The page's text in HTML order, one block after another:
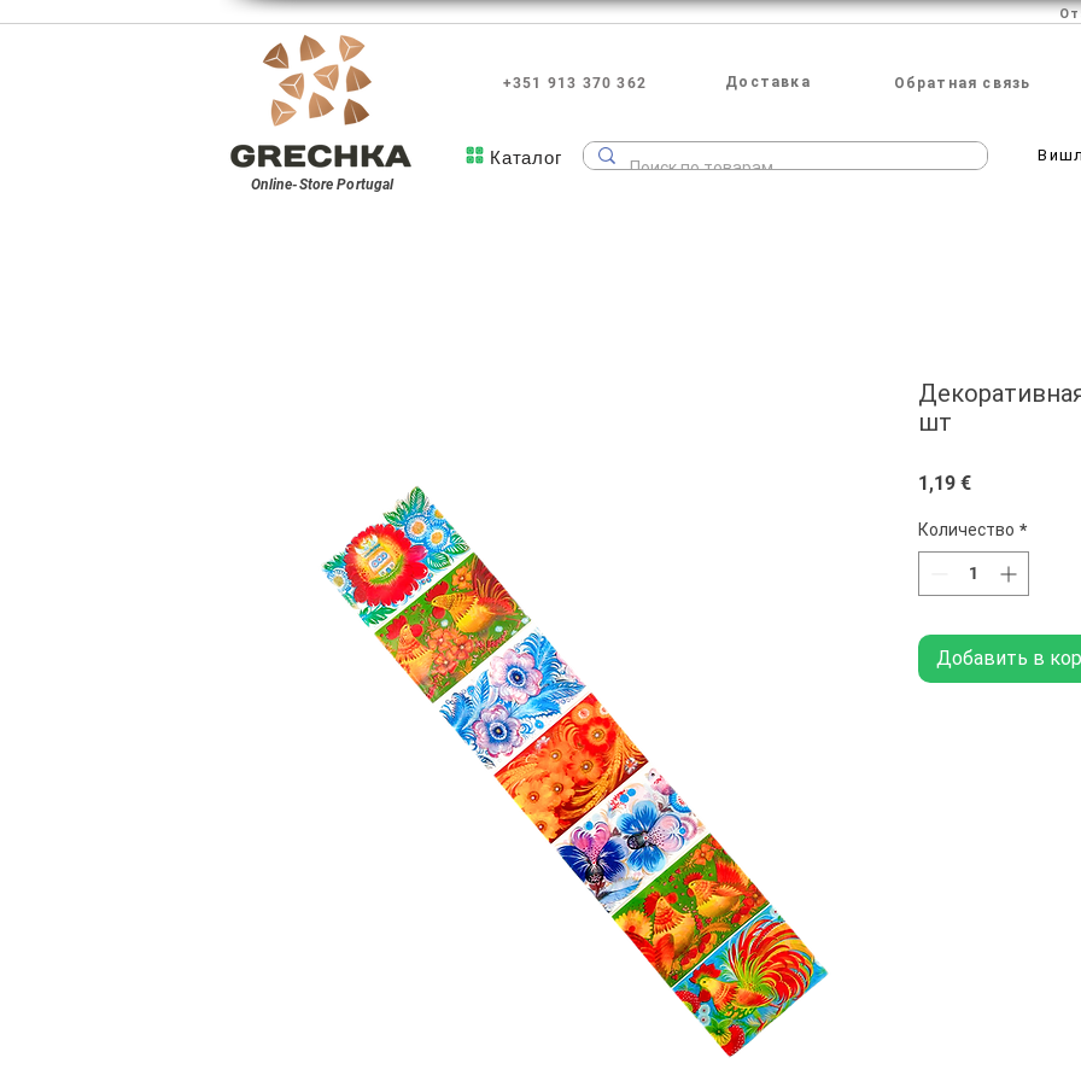
+351 913 370 362 Доставка Обратная связь
Online-StorePortugal
Каталог
шт
1,19 €Цена
Количество *
Добавить в